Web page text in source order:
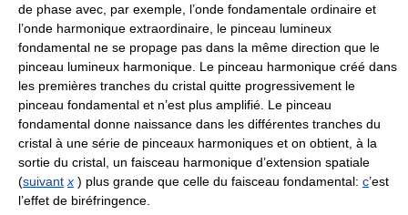
de phase avec, par exemple, l’onde fondamentale ordinaire et
l’onde harmonique extraordinaire, le pinceau lumineux
fondamental ne se propage pas dans la même direction que le
pinceau lumineux harmonique. Le pinceau harmonique créé dans
les premières tranches du cristal quitte progressivement le
pinceau fondamental et n’est plus amplifié. Le pinceau
fondamental donne naissance dans les différentes tranches du
cristal à une série de pinceaux harmoniques et on obtient, à la
sortie du cristal, un faisceau harmonique d’extension spatiale
(suivant x ) plus grande que celle du faisceau fondamental: c’est
l’effet de biréfringence.